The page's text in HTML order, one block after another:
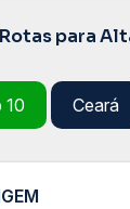
para
10 Ceará